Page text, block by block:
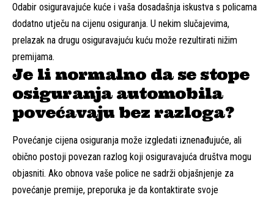
Odabir osiguravajuće kuće i vaša dosadašnja iskustva s policama
dodatno utječu na cijenu osiguranja. U nekim slučajevima,
prelazak na drugu osiguravajuću kuću može rezultirati nižim
premijama.
Je li normalno da se stope
osiguranja automobila
povećavaju bez razloga?
Povećanje cijena osiguranja može izgledati iznenađujuće, ali
obično postoji povezan razlog koji osiguravajuća društva mogu
objasniti. Ako obnova vaše police ne sadrži objašnjenje za
povećanje premije, preporuka je da kontaktirate svoje